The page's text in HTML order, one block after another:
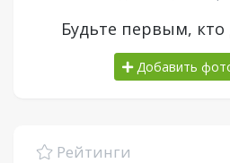
Будьте первым, кто
Добавить
Рейтинги